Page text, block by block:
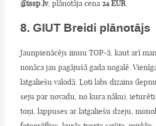
@issp.lv, plānotāja cena 24 EUR
8. GIUT Breidi plānotājs
Jaunpienācējs iinuu TOP-ā, kaut arī
nonāca jau pagājušā gada nogalē.
latgaliešu valodā. Ļoti labs dizains
seju par novadu, no kura nāku),
toņi, lappuses ar latgaliešu dzeju,